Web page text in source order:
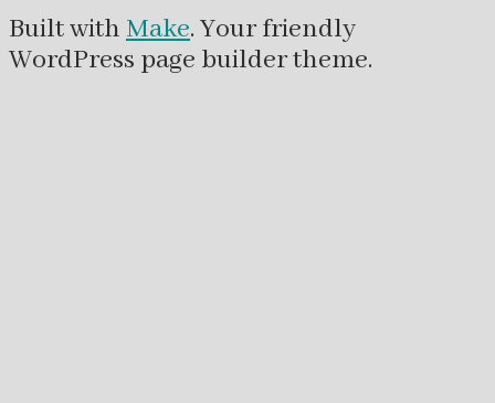
Built withMake. Your friendly
WordPress page builder theme.